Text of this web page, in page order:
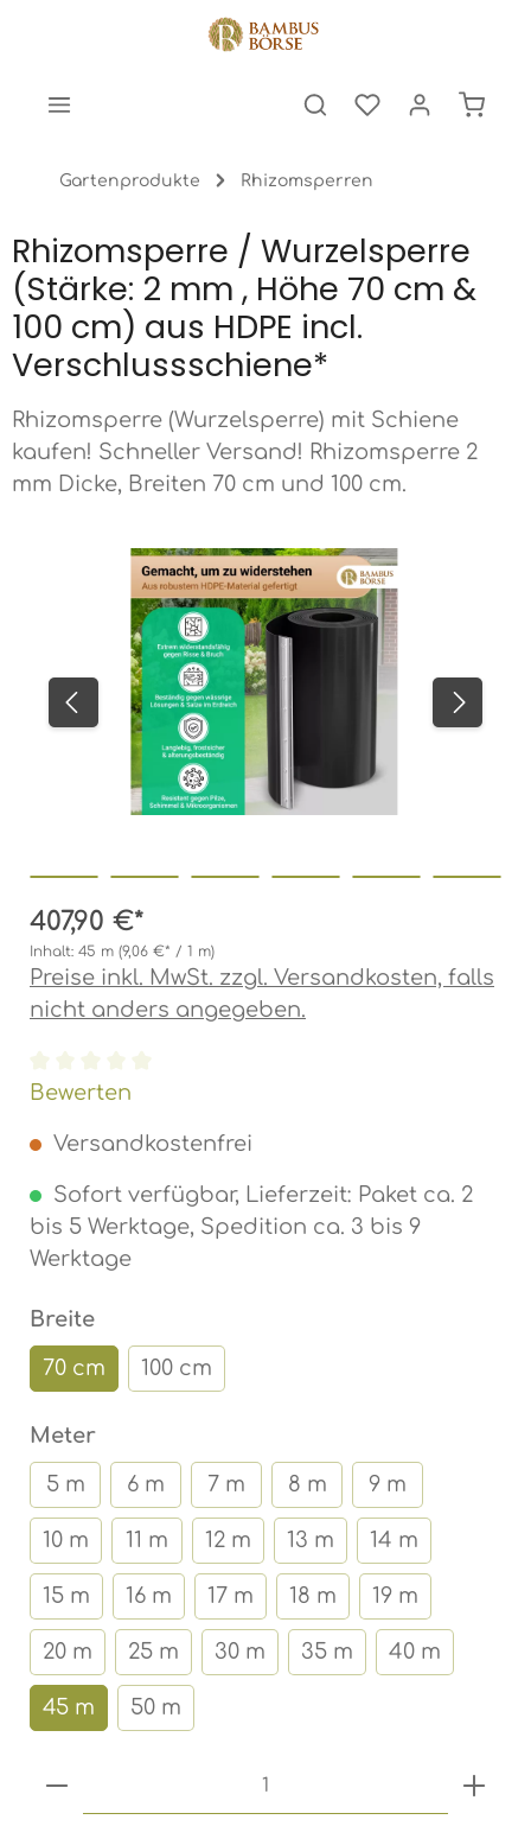
Gartenprodukte Rhizomsperren
Rhizomsperre / Wurzelsperre
(Stärke: 2 mm , Höhe 70 cm &
100 cm) aus HDPE incl.
Verschlussschiene*
Rhizomsperre (Wurzelsperre) mit Schiene
kaufen! Schneller Versand! Rhizomsperre 2
mm Dicke, Breiten 70 cm und 100 cm.
Bildergalerie überspringen
407,90 €*
Inhalt: 45 m (9,06 €* / 1 m)
Preise inkl. MwSt. zzgl. Versandkosten, falls
nicht anders angegeben.
Durchschnittliche Bewertung von 0 von 5
Bewerten
Versandkostenfrei
Sofort verfügbar, Lieferzeit: Paket ca. 2
bis 5 Werktage, Spedition ca. 3 bis 9
Werktage
Breiteauswählen
70 cm 100 cm
Meterauswählen
5 m 6 m 7 m 8 m 9 m
10 m 11 m 12 m 13 m 14 m
15 m 16 m 17 m 18 m 19 m
20 m 25 m 30 m 35 m 40 m
45 m 50 m
Produkt Anzahl: Gib den